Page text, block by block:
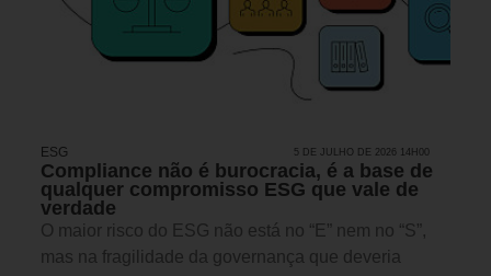
ESG 5 DE JULHO DE 2026 14H00
Compliance não é burocracia, é a base de
qualquer compromisso ESG que vale de
verdade
O maior risco do ESG não está no “E” nem no “S”,
mas na fragilidade da governança que deveria